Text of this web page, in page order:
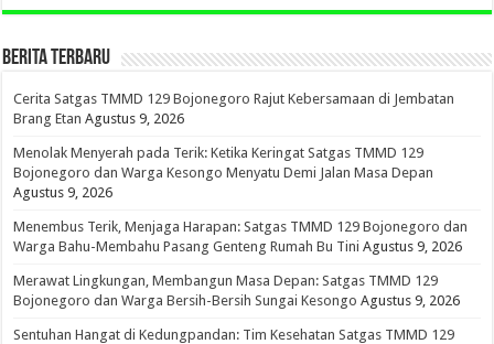
BERITA TERBARU
Cerita Satgas TMMD 129 Bojonegoro Rajut Kebersamaan di Jembatan
Brang Etan Agustus 9, 2026
Menolak Menyerah pada Terik: Ketika Keringat Satgas TMMD 129
Bojonegoro dan Warga Kesongo Menyatu Demi Jalan Masa Depan
Agustus 9, 2026
Menembus Terik, Menjaga Harapan: Satgas TMMD 129 Bojonegoro dan
Warga Bahu-Membahu Pasang Genteng Rumah Bu Tini Agustus 9, 2026
Merawat Lingkungan, Membangun Masa Depan: Satgas TMMD 129
Bojonegoro dan Warga Bersih-Bersih Sungai Kesongo Agustus 9, 2026
Sentuhan Hangat di Kedungpandan: Tim Kesehatan Satgas TMMD 129